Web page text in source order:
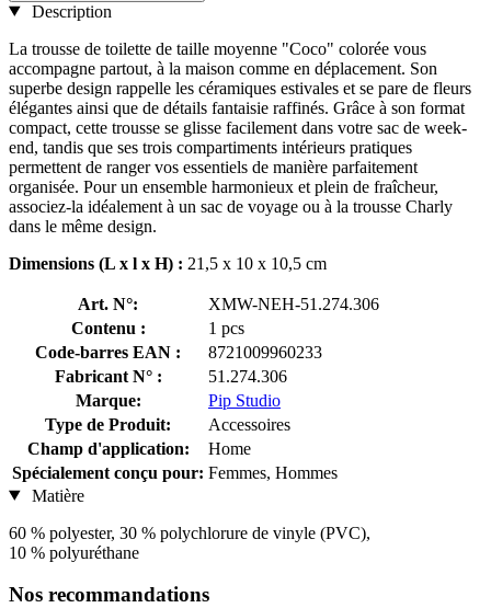
Description
La trousse de toilette de taille moyenne "Coco" colorée vous
accompagne partout, à la maison comme en déplacement. Son
superbe design rappelle les céramiques estivales et se pare de fleurs
élégantes ainsi que de détails fantaisie raffinés. Grâce à son format
compact, cette trousse se glisse facilement dans votre sac de week-
end, tandis que ses trois compartiments intérieurs pratiques
permettent de ranger vos essentiels de manière parfaitement
organisée. Pour un ensemble harmonieux et plein de fraîcheur,
associez-la idéalement à un sac de voyage ou à la trousse Charly
dans le même design.
Dimensions (L x l x H) : 21,5 x 10 x 10,5 cm
Art. N°:
XMW-NEH-51.274.306
Contenu :
1 pcs
Code-barres EAN :
8721009960233
Fabricant N° :
51.274.306
Marque:
Pip Studio
Type de Produit:
Accessoires
Champ d'application:
Home
Spécialement conçu pour: Femmes, Hommes
Matière
60 % polyester, 30 % polychlorure de vinyle (PVC),
10 % polyuréthane
Nos recommandations